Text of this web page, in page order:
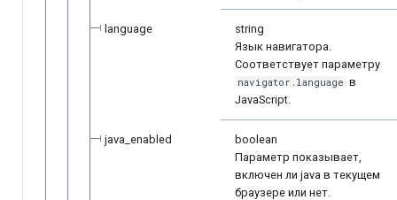
language
string
Язык навигатора.
Соответствует параметру
navigator.language в
JavaScript.
java_enabled
boolean
Параметр показывает,
включен ли java в текущем
браузере или нет.